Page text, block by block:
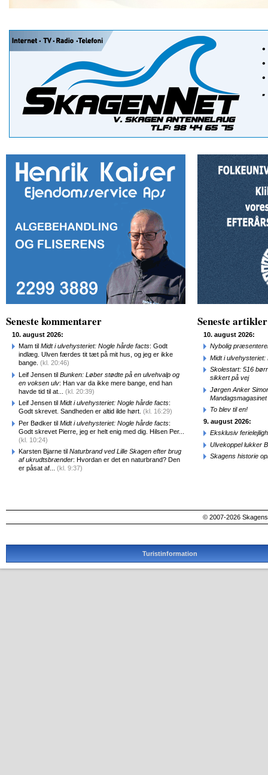
Seneste kommentarer
10. august 2026:
Mam til Midt i ulvehysteriet: Nogle hårde facts: Godt
indlæg. Ulven færdes tit tæt på mit hus, og jeg er ikke
bange. (kl. 20:46)
Leif Jensen til Bunken: Løber stødte på en ulvehvalp og
en voksen ulv: Han var da ikke mere bange, end han
havde tid til at... (kl. 20:39)
Leif Jensen til Midt i ulvehysteriet: Nogle hårde facts:
Godt skrevet. Sandheden er altid ilde hørt. (kl. 16:29)
Per Bødker til Midt i ulvehysteriet: Nogle hårde facts:
Godt skrevet Pierre, jeg er helt enig med dig. Hilsen Per...
(kl. 10:24)
Karsten Bjarne til Naturbrand ved Lille Skagen efter brug
af ukrudtsbrænder: Hvordan er det en naturbrand? Den
er påsat af... (kl. 9:37)
Seneste artikler
10. august 2026:
Nybolig
Midt i
Skolestart: 516
sikkert på vej
Jørgen Anker
Mandagsmagasinet
To blev til en!
9. august 2026:
Eksklusiv
Ulvekoppel lukker
Skagens historie
© 2007-2026
Turistinformation